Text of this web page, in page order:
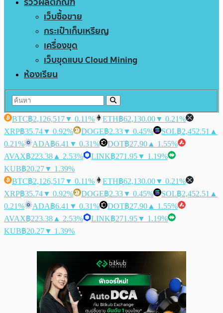
เว็บซื้อขาย
กระเป๋าเก็บเหรียญ
เครื่องขุด
เว็บขุดแบบ Cloud Mining
ห้องเรียน
BTC฿2,126,517▼ 0.11% ETH฿62,130.00▼ 0.21%
XRP฿35.74▼ 0.92% DOGE฿2.33▼ 0.45% SOL฿2,452.51 ▲
0.21%
ADA฿6.41 ▼ 0.31% DOT฿27.90 ▲ 1.55%
AVAX฿223.38 ▲ 2.53% LINK฿271.95▼ 1.19%
KUB฿20.27▼ 1.39%
BTC฿2,126,517▼ 0.11% ETH฿62,130.00▼ 0.21%
XRP฿35.74▼ 0.92% DOGE฿2.33▼ 0.45% SOL฿2,452.51 ▲
0.21%
ADA฿6.41 ▼ 0.31% DOT฿27.90 ▲ 1.55%
AVAX฿223.38 ▲ 2.53% LINK฿271.95▼ 1.19%
KUB฿20.27▼ 1.39%